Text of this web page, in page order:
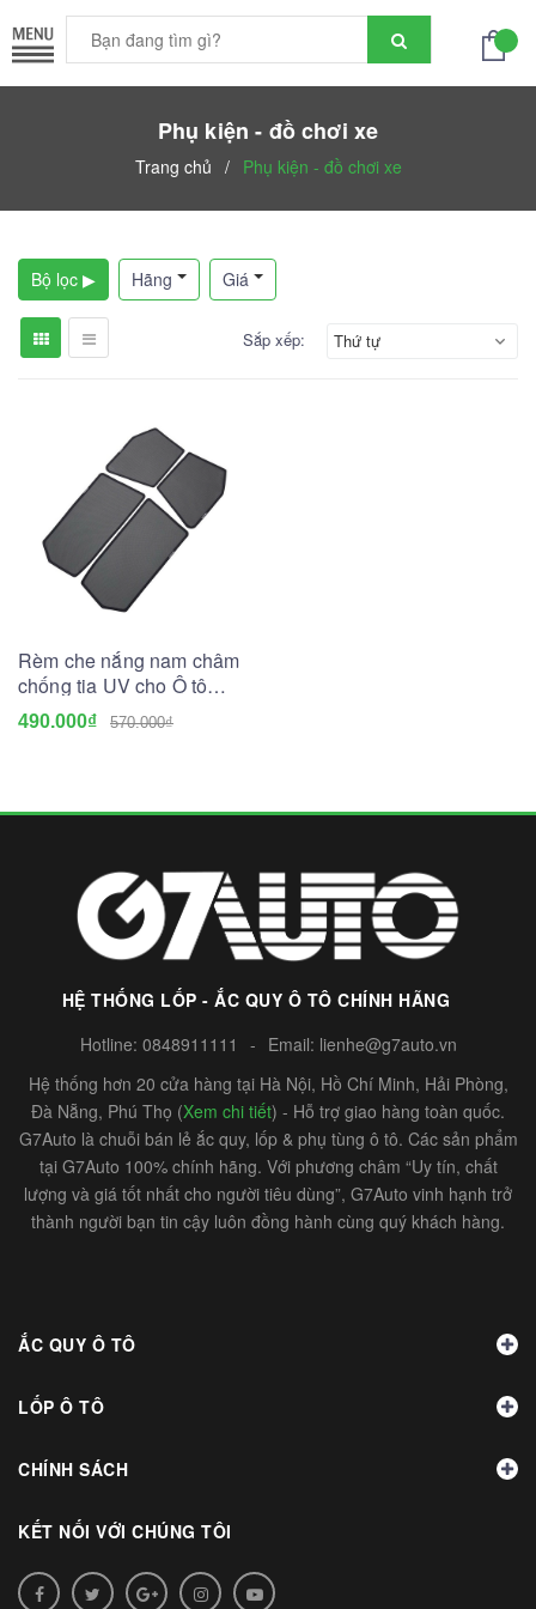
Phụ kiện - đồ chơi xe
Trang chủ / Phụ kiện - đồ chơi xe
Bộ lọc ▶ Hãng Giá
Sắp xếp: Thứ tự
Rèm che nắng nam châm
chống tia UV cho Ô tô
(May đo theo xe)
490.000₫ 570.000₫
HỆ THỐNG LỐP - ẮC QUY Ô TÔ CHÍNH HÃNG
Hotline: 0848911111 - Email: lienhe@g7auto.vn
Hệ thống hơn 20 cửa hàng tại Hà Nội, Hồ Chí Minh, Hải Phòng,
Đà Nẵng, Phú Thọ (Xem chi tiết) - Hỗ trợ giao hàng toàn quốc.
G7Auto là chuỗi bán lẻ ắc quy, lốp & phụ tùng ô tô. Các sản phẩm
tại G7Auto 100% chính hãng. Với phương châm “Uy tín, chất
lượng và giá tốt nhất cho người tiêu dùng”, G7Auto vinh hạnh trở
thành người bạn tin cậy luôn đồng hành cùng quý khách hàng.
ẮC QUY Ô TÔ
LỐP Ô TÔ
CHÍNH SÁCH
KẾT NỐI VỚI CHÚNG TÔI